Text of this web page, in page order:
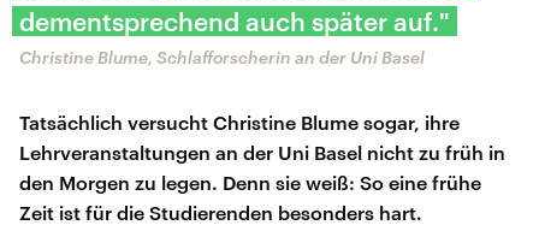
dementsprechend auch später auf."
Christine Blume, Schlafforscherin an der Uni Basel
Tatsächlich versucht Christine Blume sogar, ihre
Lehrveranstaltungen an der Uni Basel nicht zu früh in
den Morgen zu legen. Denn sie weiß: So eine frühe
Zeit ist für die Studierenden besonders hart.